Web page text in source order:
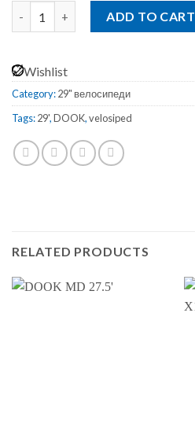
ADD TO CART
Wishlist
Category:29" велосипеди
Tags:29',DOOK,velosiped
RELATED PRODUCTS